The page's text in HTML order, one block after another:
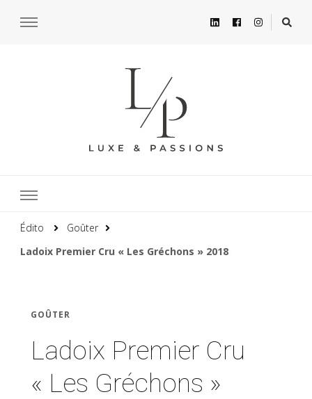
Édito
Goûter
Ladoix Premier Cru « Les Gréchons » 2018
GOÛTER
Ladoix Premier Cru
« Les Gréchons »